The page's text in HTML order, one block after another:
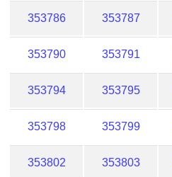
353786 353787
353790 353791
353794 353795
353798 353799
353802 353803